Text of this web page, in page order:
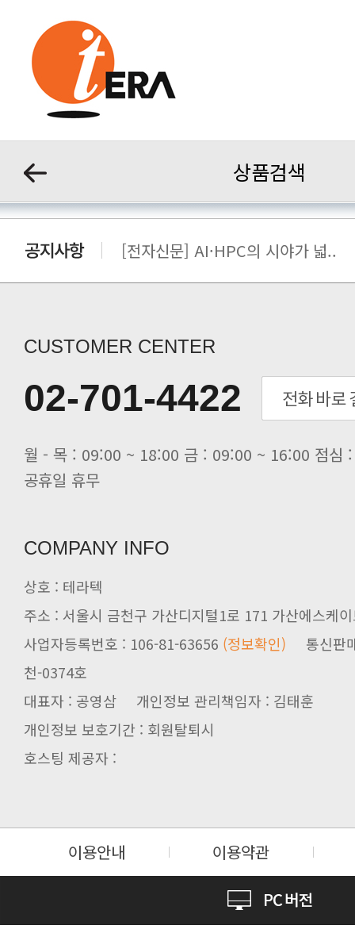
상품검색
[전자신문] AI·HPC의 시야가 넓..
[전자신문] “민감 데이터도 안심하
[전자신문] 테라텍과 함께 최적의
[전자신문] AI 인프라 써보고 결정..
[전자신문] 공영삼 테라텍 대표 “단..
[전자신문] 당신의 AI GPU, 지..
CUSTOMER CENTER
02-701-4422
공휴일 휴무
COMPANY INFO
상호 : 테라텍
주소 : 서울시 금천구 가산디지털1로 171 가산에스케
사업자등록번호 : 106-81-63656 (정보확인)
천-0374호
대표자 : 공영삼 개인정보 관리책임자 : 김태훈
개인정보 보호기간 : 회원탈퇴시
호스팅 제공자 :
이용안내 이용약관